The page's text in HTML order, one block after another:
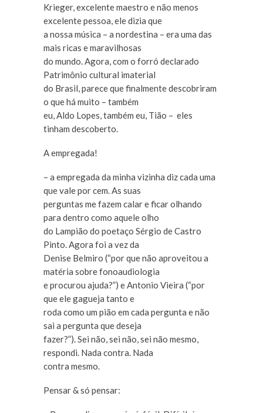
Krieger, excelente maestro e não menos
excelente pessoa, ele dizia que
a nossa música – a nordestina – era uma das
mais ricas e maravilhosas
do mundo. Agora, com o forró declarado
Patrimônio cultural imaterial
do Brasil, parece que finalmente descobriram
o que há muito – também
eu, Aldo Lopes, também eu, Tião – eles
tinham descoberto.
A empregada!
– a empregada da minha vizinha diz cada uma
que vale por cem. As suas
perguntas me fazem calar e ficar olhando
para dentro como aquele olho
do Lampião do poetaço Sérgio de Castro
Pinto. Agora foi a vez da
Denise Belmiro (“por que não aproveitou a
matéria sobre fonoaudiologia
e procurou ajuda?”) e Antonio Vieira (“por
que ele gagueja tanto e
roda como um pião em cada pergunta e não
sai a pergunta que deseja
fazer?”). Sei não, sei não, sei não mesmo,
respondi. Nada contra. Nada
contra mesmo.
Pensar & só pensar: